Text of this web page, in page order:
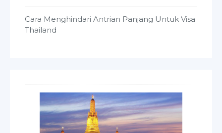
Cara Menghindari Antrian Panjang Untuk Visa
Thailand